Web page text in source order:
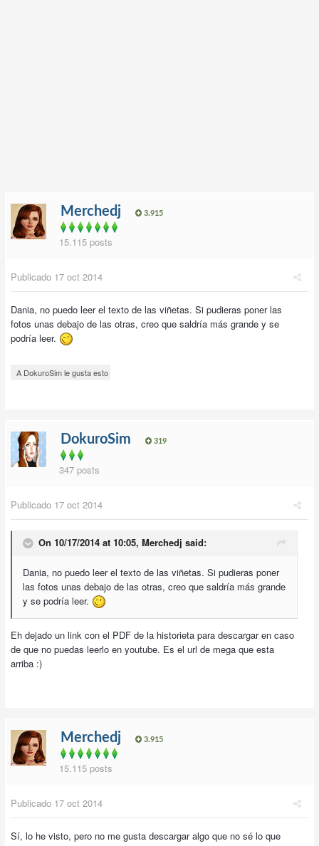
Merchedj 3.915
15.115 posts
Publicado 17 oct 2014
Dania, no puedo leer el texto de las viñetas. Si pudieras poner las
fotos unas debajo de las otras, creo que saldría más grande y se
podría leer.
A DokuroSim le gusta esto
DokuroSim 319
347 posts
Publicado 17 oct 2014
On 10/17/2014 at 10:05, Merchedj said:
Dania, no puedo leer el texto de las viñetas. Si pudieras poner
las fotos unas debajo de las otras, creo que saldría más grande
y se podría leer.
Eh dejado un link con el PDF de la historieta para descargar en caso
de que no puedas leerlo en youtube. Es el url de mega que esta
arriba :)
Merchedj 3.915
15.115 posts
Publicado 17 oct 2014
Sí, lo he visto, pero no me gusta descargar algo que no sé lo que